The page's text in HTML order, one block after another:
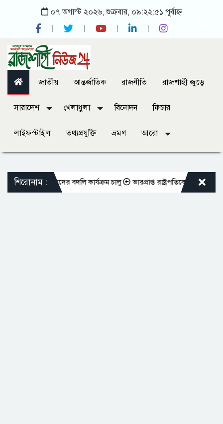
০৭ অগাস্ট ২০২৬, শুক্রবার, ০৯:২২:৫১ পূর্বাহ্ন
জাতীয় আন্তর্জাতিক রাজনীতি রাজশাহী জুড়ে
সারাদেশ খেলাধুলা বিনোদন ফিচার
লাইফস্টাইল তথ্যপ্রযুক্তি ভ্রমণ আরো
শিরোনাম :
শিক্ষকদের বদলি কার্যক্রম চালু ভারপ্রাপ্ত রাষ্ট্রপতিকে শুভেচ্ছা